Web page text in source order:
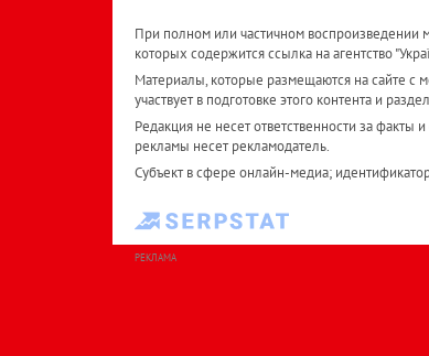
При полном или частичном воспроизведении
которых содержится ссылка на агентство
Материалы, которые размещаются на сайте с
участвует в подготовке этого контента и
Редакция не несет ответственности за
рекламы несет рекламодатель.
Субъект в сфере онлайн-медиа;
РЕКЛАМА